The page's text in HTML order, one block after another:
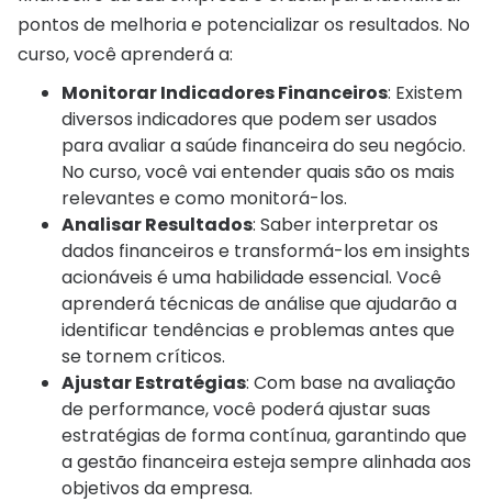
pontos de melhoria e potencializar os resultados. No
curso, você aprenderá a:
Monitorar Indicadores Financeiros: Existem
diversos indicadores que podem ser usados
para avaliar a saúde financeira do seu negócio.
No curso, você vai entender quais são os mais
relevantes e como monitorá-los.
Analisar Resultados: Saber interpretar os
dados financeiros e transformá-los em insights
acionáveis é uma habilidade essencial. Você
aprenderá técnicas de análise que ajudarão a
identificar tendências e problemas antes que
se tornem críticos.
Ajustar Estratégias: Com base na avaliação
de performance, você poderá ajustar suas
estratégias de forma contínua, garantindo que
a gestão financeira esteja sempre alinhada aos
objetivos da empresa.